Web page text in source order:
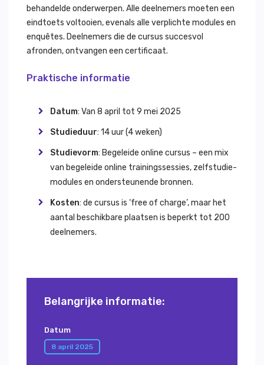
behandelde onderwerpen. Alle deelnemers moeten een
eindtoets voltooien, evenals alle verplichte modules en
enquêtes. Deelnemers die de cursus succesvol
afronden, ontvangen een certificaat.
Praktische informatie
Datum: Van 8 april tot 9 mei 2025
Studieduur: 14 uur (4 weken)
Studievorm: Begeleide online cursus – een mix
van begeleide online trainingssessies, zelfstudie-
modules en ondersteunende bronnen.
Kosten: de cursus is ‘free of charge’, maar het
aantal beschikbare plaatsen is beperkt tot 200
deelnemers.
Belangrijke informatie:
Datum
8 april 2025